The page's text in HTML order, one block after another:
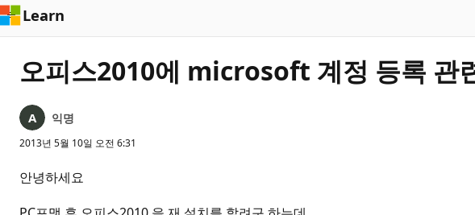
건
너
기
Learn
오피스2010에 microsoft 계정 등록 관
익명
2013년 5월 10일 오전 6:31
안녕하세요